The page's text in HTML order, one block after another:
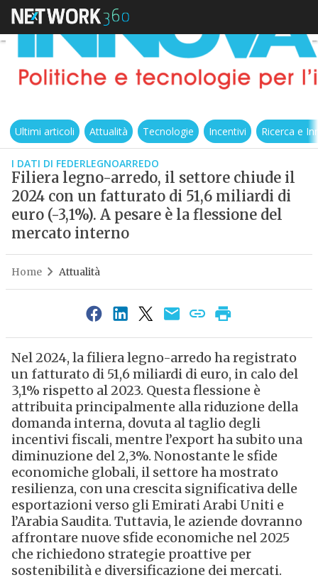
Ultimi articoli Attualità Tecnologie Incentivi Ricerca e
I DATI DI FEDERLEGNOARREDO
Filiera legno-arredo, il settore chiude il
2024 con un fatturato di 51,6 miliardi di
euro (-3,1%). A pesare è la flessione del
mercato interno
Home Attualità
Nel 2024, la filiera legno-arredo ha registrato
un fatturato di 51,6 miliardi di euro, in calo del
3,1% rispetto al 2023. Questa flessione è
attribuita principalmente alla riduzione della
domanda interna, dovuta al taglio degli
incentivi fiscali, mentre l’export ha subito una
diminuzione del 2,3%. Nonostante le sfide
economiche globali, il settore ha mostrato
resilienza, con una crescita significativa delle
esportazioni verso gli Emirati Arabi Uniti e
l’Arabia Saudita. Tuttavia, le aziende dovranno
affrontare nuove sfide economiche nel 2025
che richiedono strategie proattive per
sostenibilità e diversificazione dei mercati.